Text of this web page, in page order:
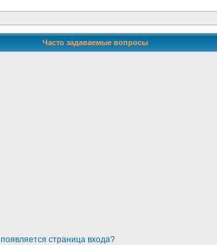
Часто задаваемые вопросы
страница входа?